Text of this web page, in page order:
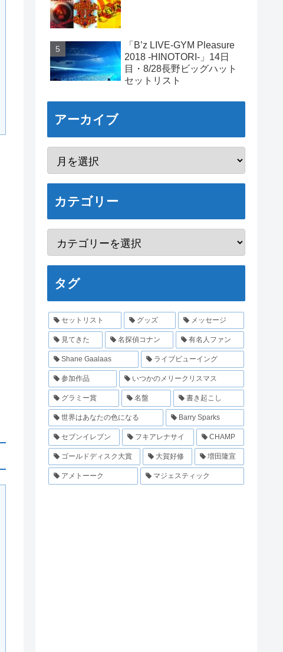
「B’z LIVE-GYM Pleasure
2018 -HINOTORI-」14日
目・8/28長野ビッグハット
セットリスト
アーカイブ
カテゴリー
タグ
セットリスト グッズ メッセージ
見てきた 名探偵コナン 有名人ファン
Shane Gaalaas ライブビューイング
参加作品 いつかのメリークリスマス
グラミー賞 名盤 書き起こし
世界はあなたの色になる Barry Sparks
セブンイレブン フキアレナサイ CHAMP
ゴールドディスク大賞 大賀好修 増田隆宣
アメトーーク マジェスティック